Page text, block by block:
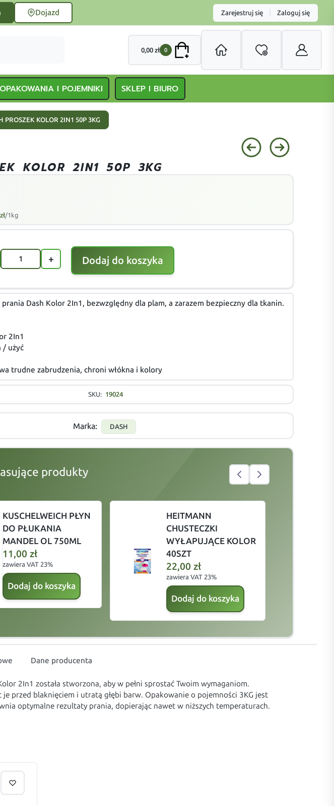
Dojazd Zarejestruj się Zaloguj się
0,00 zł 0
OPAKOWANIA I POJEMNIKI SKLEP I BIURO
PROSZEK KOLOR 2IN1 50P 3KG
KOLOR 2IN1 50P 3KG
zł/1kg
+ Dodaj do koszyka
Dash Kolor 2In1, bezwzględny dla plam, a zarazem bezpieczny dla tkanin.
2In1
/ użyć
trudne zabrudzenia, chroni włókna i kolory
SKU: 19024
Marka: DASH
produkty
KUSCHELWEICH PŁYN
DO PŁUKANIA
MANDEL OL 750ML
11,00zł
zawiera VAT 23%
Dodaj do koszyka
HEITMANN
CHUSTECZKI
WYŁAPUJĄCE KOLOR
40SZT
22,00 zł
zawiera VAT 23%
Dodaj do koszyka
Dane producenta
2In1 została stworzona, aby w pełni sprostać Twoim wymaganiom.
przed blaknięciem i utratą głębi barw. Opakowanie o pojemności 3KG jest
optymalne rezultaty prania, dopierając nawet w niższych temperaturach.